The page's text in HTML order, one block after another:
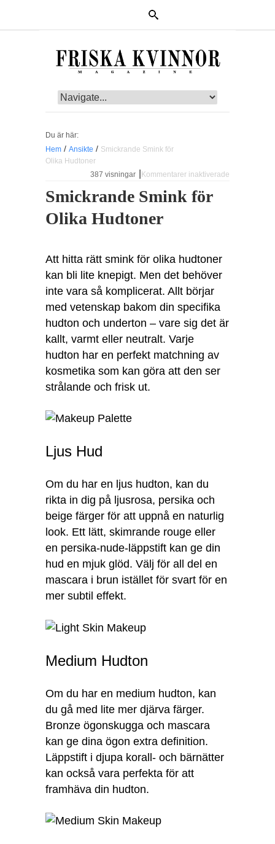
Du är här:
Hem / Ansikte / Smickrande Smink för
Olika Hudtoner
387 visningar
Kommentarer inaktiverade
Smickrande Smink för
Olika Hudtoner
Att hitta rätt smink för olika hudtoner
kan bli lite knepigt. Men det behöver
inte vara så komplicerat. Allt börjar
med vetenskap bakom din specifika
hudton och underton – vare sig det är
kallt, varmt eller neutralt. Varje
hudton har en perfekt matchning av
kosmetika som kan göra att den ser
strålande och frisk ut.
Ljus Hud
Om du har en ljus hudton, kan du
rikta in dig på ljusrosa, persika och
beige färger för att uppnå en naturlig
look. Ett lätt, skimrande rouge eller
en persika-nude-läppstift kan ge din
hud en mjuk glöd. Välj för all del en
mascara i brun istället för svart för en
mer subtil effekt.
Medium Hudton
Om du har en medium hudton, kan
du gå med lite mer djärva färger.
Bronze ögonskugga och mascara
kan ge dina ögon extra definition.
Läppstift i djupa korall- och bärnätter
kan också vara perfekta för att
framhäva din hudton.